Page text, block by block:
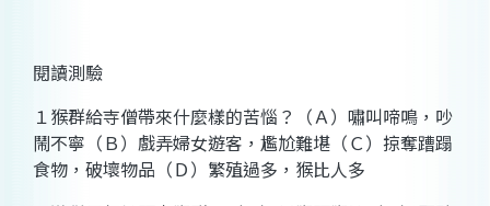
閱讀測驗
１猴群給寺僧帶來什麼樣的苦惱？（Ａ）嘯叫啼鳴，吵
鬧不寧（Ｂ）戲弄婦女遊客，尷尬難堪（Ｃ）掠奪蹧蹋
食物，破壞物品（Ｄ）繁殖過多，猴比人多